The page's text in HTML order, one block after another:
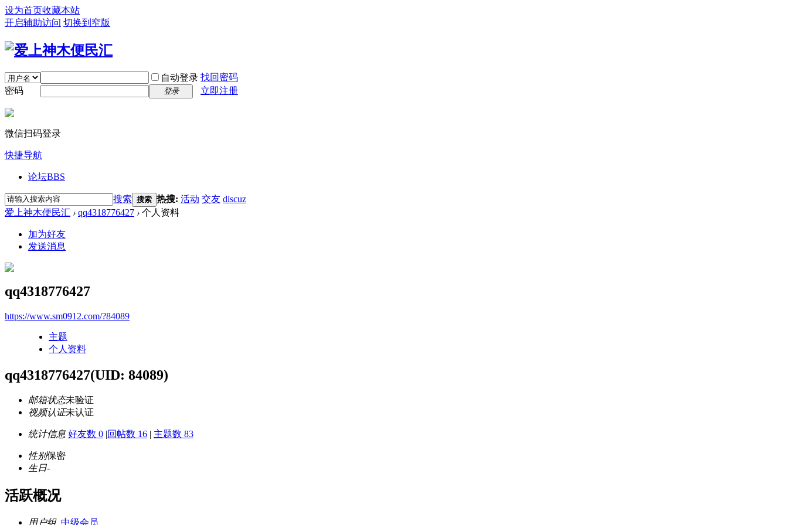
设为首页收藏本站
开启辅助访问 切换到窄版
自动登录 找回密码
密码
登录 立即注册
微信扫码登录
快捷导航
论坛BBS
搜索 搜索 热搜: 活动 交友 discuz
爱上神木便民汇 › qq4318776427 › 个人资料
加为好友
发送消息
qq4318776427
https://www.sm0912.com/?84089
主题
个人资料
qq4318776427(UID: 84089)
邮箱状态未验证
视频认证未认证
统计信息 好友数 0 |回帖数 16 | 主题数 83
性别保密
生日-
活跃概况
用户组 中级会员